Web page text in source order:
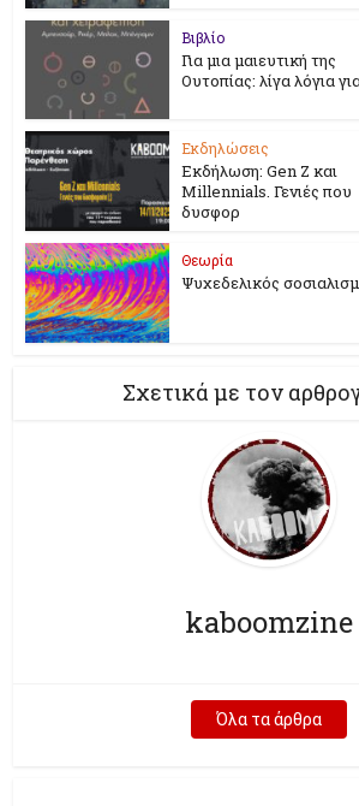
Βιβλίο
Για μια μαιευτική της
Ουτοπίας: λίγα λόγια
Εκδηλώσεις
Εκδήλωση: Gen Z και
Millennials. Γενιές που
δυσφορ
Θεωρία
Ψυχεδελικός
Σχετικά με τον
kaboomzine
Όλα τα άρθρα